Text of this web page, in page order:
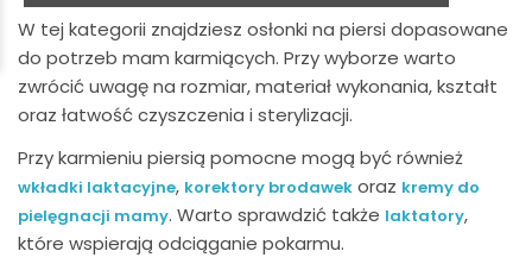
W tej kategorii znajdziesz osłonki na piersi dopasowane
do potrzeb mam karmiących. Przy wyborze warto
zwrócić uwagę na rozmiar, materiał wykonania, kształt
oraz łatwość czyszczenia i sterylizacji.
Przy karmieniu piersią pomocne mogą być również
wkładki laktacyjne, korektory brodawek oraz kremy do
pielęgnacji mamy. Warto sprawdzić także laktatory,
które wspierają odciąganie pokarmu.